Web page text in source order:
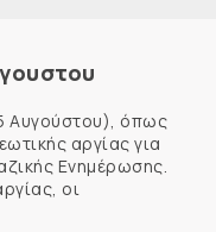
όπως
αργίας για
Ενημέρωσης.
οι